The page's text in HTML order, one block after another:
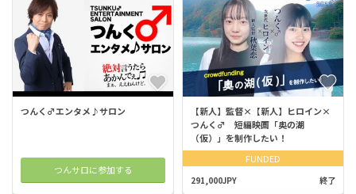
つんく♂エンタメ♪サロン
つんサロに参加する
【新人】監督×【新人】ヒロイン×
つんく♂ 短編映画「奥の湖
（仮）」を制作したい！
FUNDED
291,000JPY 終了